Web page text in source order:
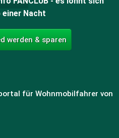
einer Nacht
werden & sparen
für Wohnmobilfahrer von